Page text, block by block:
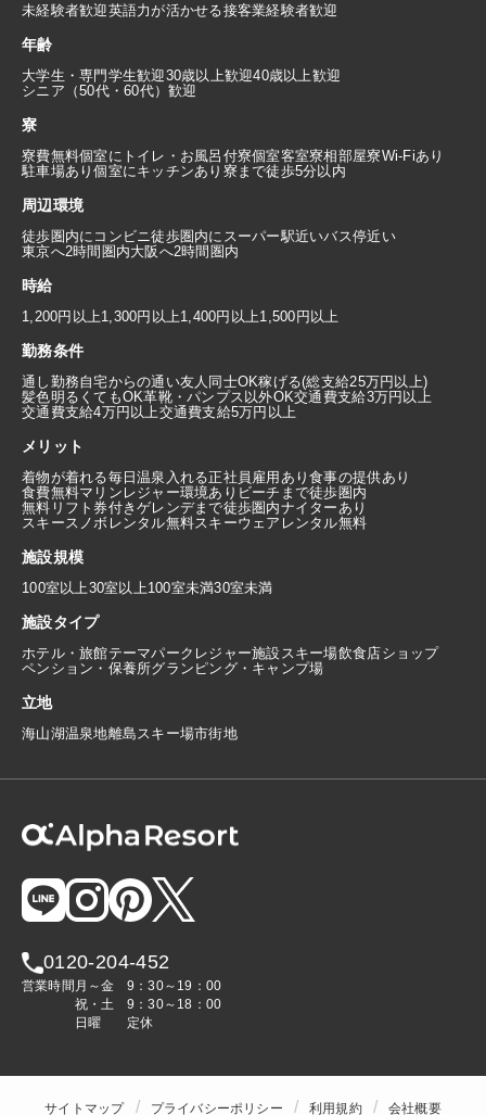
未経験者歓迎英語力が活かせる接客業経験者歓迎
年齢
大学生・専門学生歓迎30歳以上歓迎40歳以上歓迎
シニア（50代・60代）歓迎
寮
寮費無料個室にトイレ・お風呂付寮個室客室寮相部屋寮Wi-Fiあり
駐車場あり個室にキッチンあり 寮まで徒歩5分以内
周辺環境
徒歩圏内にコンビニ徒歩圏内にスーパー駅近いバス停近い
東京へ2時間圏内大阪へ2時間圏内
時給
1,200円以上1,300円以上1,400円以上1,500円以上
勤務条件
通し勤務自宅からの通い友人同士OK稼げる(総支給25万円以上)
髪色明るくてもOK革靴・パンプス以外OK交通費支給3万円以上
交通費支給4万円以上交通費支給5万円以上
メリット
着物が着れる毎日温泉入れる正社員雇用あり食事の提供あり
食費無料マリンレジャー環境あり ビーチまで徒歩圏内
無料リフト券付きゲレンデまで徒歩圏内ナイターあり
スキースノボレンタル無料スキーウェアレンタル無料
施設規模
100室以上30室以上100室未満30室未満
施設タイプ
ホテル・旅館テーマパーク レジャー施設 スキー場飲食店ショップ
ペンション・保養所グランピング・キャンプ場
立地
海山湖温泉地離島 スキー場市街地
0120-204-452
営業時間 月～金
9：30～19：00
祝・土
9：30～18：00
日曜
定休
サイトマップ プライバシーポリシー 利用規約 会社概要